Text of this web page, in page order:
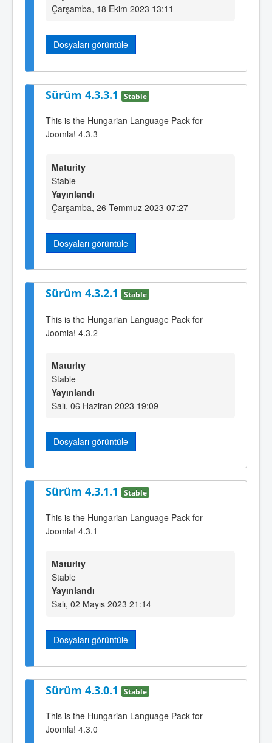
Çarşamba, 18 Ekim 2023 13:11
Dosyaları görüntüle
Sürüm 4.3.3.1 Stable
This is the Hungarian Language Pack for
Joomla! 4.3.3
Maturity
Stable
Yayınlandı
Çarşamba, 26 Temmuz 2023 07:27
Dosyaları görüntüle
Sürüm 4.3.2.1 Stable
This is the Hungarian Language Pack for
Joomla! 4.3.2
Maturity
Stable
Yayınlandı
Salı, 06 Haziran 2023 19:09
Dosyaları görüntüle
Sürüm 4.3.1.1 Stable
This is the Hungarian Language Pack for
Joomla! 4.3.1
Maturity
Stable
Yayınlandı
Salı, 02 Mayıs 2023 21:14
Dosyaları görüntüle
Sürüm 4.3.0.1 Stable
This is the Hungarian Language Pack for
Joomla! 4.3.0